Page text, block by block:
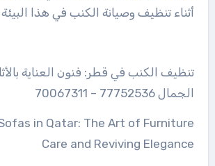
أثناء تنظيف وصيانة الكنب في هذا البيئة
تنظيف الكنب في قطر: فنون العناية
الجمال 77752536 – 70067311
in Qatar: The Art of Furniture
Care and Reviving Elegance